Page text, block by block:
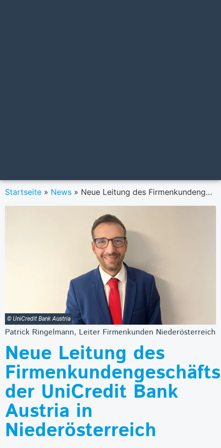
Startseite » News » Neue Leitung des Firmenkundengeschäfts der UniCredit Bank Austria in Niederösterreich
© UniCredit Bank Austria
Patrick Ringelmann, Leiter Firmenkunden Niederösterreich
Neue Leitung des
Firmenkundengeschäfts
der UniCredit Bank
Austria in
Niederösterreich